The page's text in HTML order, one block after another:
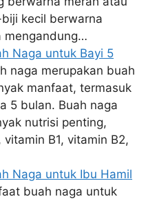
kecil berwarna
mengandung…
Naga untuk Bayi 5
naga merupakan buah
manfaat, termasuk
5 bulan. Buah naga
nutrisi penting,
B1, vitamin B2,
Naga untuk Ibu Hamil
buah naga untuk